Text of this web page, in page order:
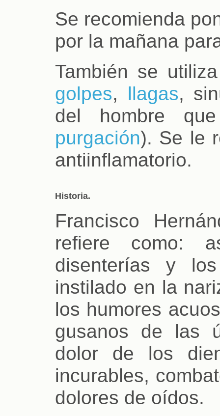
Se recomienda
por la mañana
También se
golpes, llagas,
del hombre
purgación). Se le
antiinflamatorio.
Historia.
Francisco
refiere como:
disenterías y
instilado en la
los humores
gusanos de las
dolor de los
incurables,
dolores de oídos.